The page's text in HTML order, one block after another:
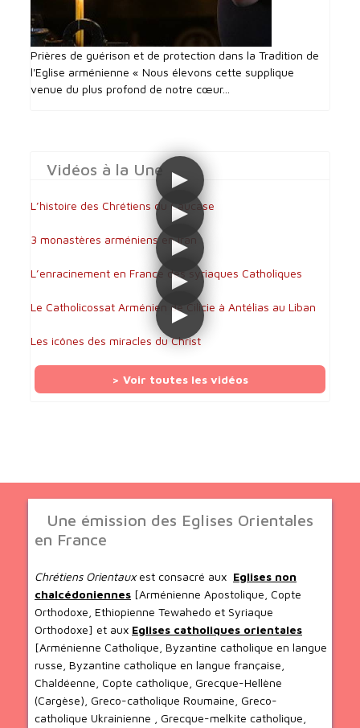
Prières de guérison et de protection dans la Tradition de
l'Eglise arménienne « Nous élevons cette supplique
venue du plus profond de notre cœur...
Vidéos à la Une
L’histoire des Chrétiens du Caucase
3 monastères arméniens en Iran
L’enracinement en France des syriaques Catholiques
Le Catholicossat Arménien de Cilicie à Antélias au Liban
Les icônes des miracles du Christ
> Voir toutes les vidéos
Une émission des Eglises Orientales
en France
Chrétiens Orientauxest consacré aux Eglises non
chalcédoniennes [Arménienne Apostolique, Copte
Orthodoxe, Ethiopienne Tewahedo et Syriaque
Orthodoxe] et aux Eglises catholiques orientales
[Arménienne Catholique, Byzantine catholique en langue
russe, Byzantine catholique en langue française,
Chaldéenne, Copte catholique, Grecque-Hellène
(Cargèse), Greco-catholique Roumaine, Greco-
catholique Ukrainienne , Grecque-melkite catholique,